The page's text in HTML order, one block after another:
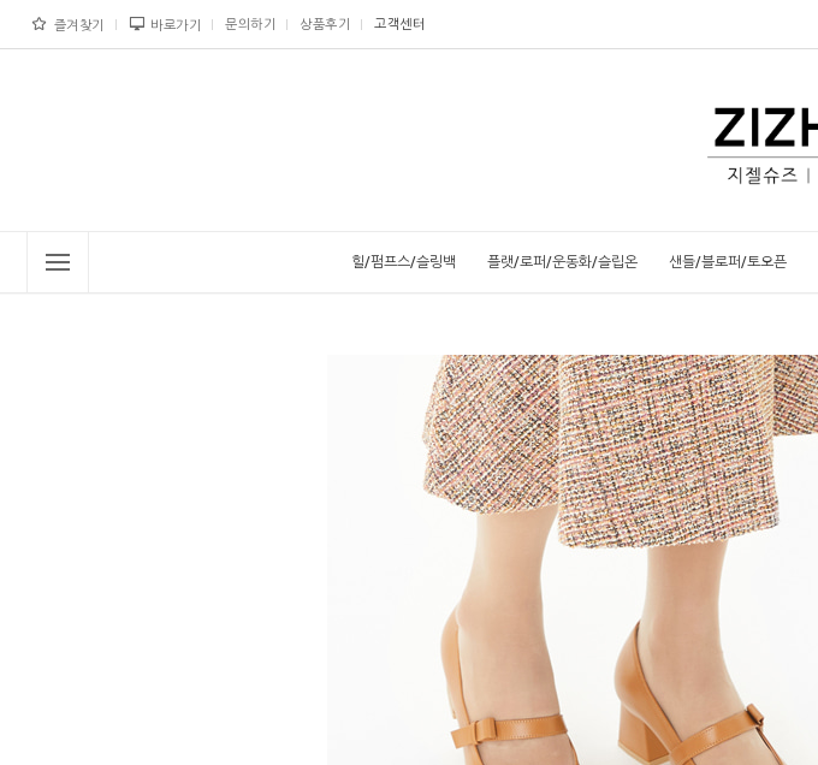
즐겨찾기 바로가기 문의하기 상품후기 고객센터
힐/펌프스/슬링백 플랫/로퍼/운동화/슬립온 샌들/블로퍼/토오픈